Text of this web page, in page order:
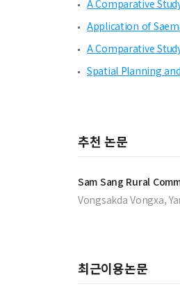
A Comparative
Application of
A Comparative
Spatial Planning
추천 논문
Sam Sang Rural
Vongsakda Vongxa,
최근이용논문